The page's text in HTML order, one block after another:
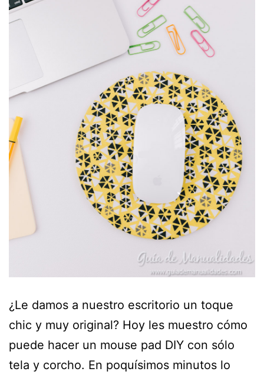
¿Le damos a nuestro escritorio un toque
chic y muy original? Hoy les muestro cómo
puede hacer un mouse pad DIY con sólo
tela y corcho. En poquísimos minutos lo